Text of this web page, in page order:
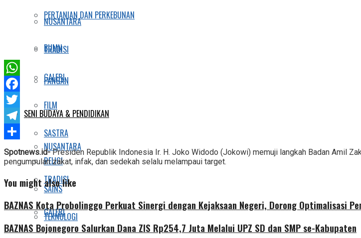
NUSANTARA
TRADISI
GALERI
FILM
SASTRA
RELIGI
SAINS
TEKNOLOGI
PERTANIAN DAN PERKEBUNAN
BUMN
PANGAN
SENI BUDAYA & PENDIDIKAN
NUSANTARA
TRADISI
GALERI
WhatsApp
Facebook
Twitter
Telegram
Share
Spotnews.id-Presiden Republik Indonesia Ir. H. Joko Widodo (Jokowi) memuji langkah Badan Amil
pengumpulan zakat, infak, dan sedekah selalu melampaui target.
You might also like
BAZNAS Kota Probolinggo Perkuat Sinergi dengan Kejaksaan Negeri, Dorong Optimalisasi
BAZNAS Bojonegoro Salurkan Dana ZIS Rp254,7 Juta Melalui UPZ SD dan SMP se-Kabupaten